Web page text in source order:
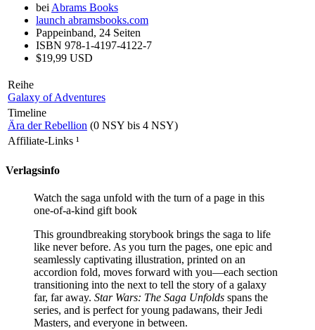
bei Abrams Books
launch abramsbooks.com
Pappeinband, 24 Seiten
ISBN 978-1-4197-4122-7
$19,99 USD
Reihe
Galaxy of Adventures
Timeline
Ära der Rebellion (0 NSY bis 4 NSY)
Affiliate-Links ¹
Verlagsinfo
Watch the saga unfold with the turn of a page in this
one-of-a-kind gift book
This groundbreaking storybook brings the saga to life
like never before. As you turn the pages, one epic and
seamlessly captivating illustration, printed on an
accordion fold, moves forward with you—each section
transitioning into the next to tell the story of a galaxy
far, far away. Star Wars: The Saga Unfolds spans the
series, and is perfect for young padawans, their Jedi
Masters, and everyone in between.